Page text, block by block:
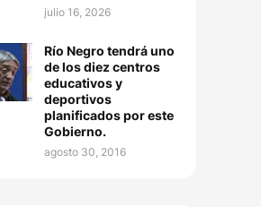
julio 16, 2026
Río Negro tendrá uno
de los diez centros
educativos y
deportivos
planificados por este
Gobierno.
agosto 30, 2016